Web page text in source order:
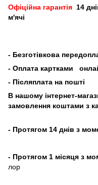
Офіційна гарантія 14
м'ячі
- Безготівкова
- Оплата картками
- Післяплата на пошті
В нашому інтернет-
замовлення коштами з
- Протягом 14 днів з
- Протягом 1 місяця з
лор